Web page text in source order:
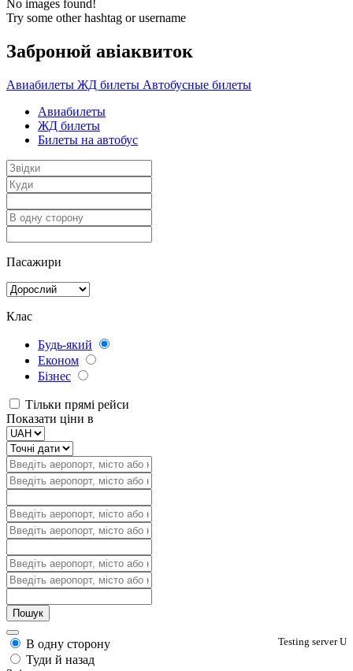
No images found!
Try some other hashtag or username
Забронюй авiаквиток
Авиабилеты ЖД билеты Автобусные билеты
Авиабилеты
ЖД билеты
Билеты на автобус
Пасажири
Клас
Будь-який
Економ
Бізнес
Тільки прямі рейси
Показати ціни в
Testing server U
В одну сторону
Туди й назад